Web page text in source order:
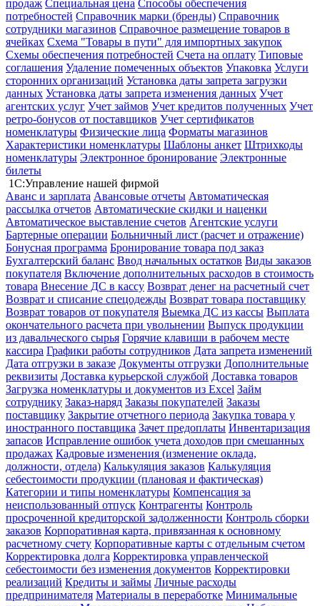
продаж Специальная цена Способы обеспечения
потребностей Справочник марки (бренды) Справочник
сотрудники магазинов Справочное размещение товаров в
ячейках Схема "Товары в пути" для импортных закупок
Схемы обеспечения потребностей Счета на оплату Типовые
соглашения Удаление помеченных объектов Упаковка Услуги
сторонних организаций Установка даты запрета загрузки
данных Установка даты запрета изменения данных Учет
агентских услуг Учет займов Учет кредитов полученных Учет
ретро-бонусов от поставщиков Учет сертификатов
номенклатуры Физические лица Форматы магазинов
Характеристики номенклатуры Шаблоны анкет Штрихкоды
номенклатуры Электронное бронирование Электронные
билеты
1С:Управление нашей фирмой
Аванс и зарплата Авансовые отчеты Автоматическая
рассылка отчетов Автоматические скидки и наценки
Автоматическое выставление счетов Агентские услуги
Бартерные операции Больничный лист (расчет и отражение)
Бонусная программа Бронирование товара под заказ
Бухгалтерский баланс Ввод начальных остатков Виды заказов
покупателя Включение дополнительных расходов в стоимость
товара Внесение ДС в кассу Возврат денег на расчетный счет
Возврат и списание спецодежды Возврат товара поставщику
Возврат товаров от покупателя Выемка ДС из кассы Выплата
окончательного расчета при увольнении Выпуск продукции
из давальческого сырья Горячие клавиши в рабочем месте
кассира Графики работы сотрудников Дата запрета изменений
Дата отгрузки в заказе Документы отгрузки Дополнительные
реквизиты Доставка курьерской службой Доставка товаров
Загрузка номенклатуры и документов из Excel Займ
сотруднику Заказ-наряд Заказы покупателей Заказы
поставщику Закрытие отчетного периода Закупка товара у
иностранного поставщика Зачет предоплаты Инвентаризация
запасов Исправление ошибок учета доходов при смешанных
продажах Кадровые изменения (изменение оклада,
должности, отдела) Калькуляция заказов Калькуляция
себестоимости продукции (плановая и фактическая)
Категории и типы номенклатуры Компенсация за
неиспользованный отпуск Контрагенты Контроль
просроченной кредиторской задолженности Контроль сборки
заказов Корпоративная карта, привязанная к основному
расчетному счету Корпоративные карты с отдельным счетом
Корректировка долга Корректировка управленческой
себестоимости без изменения документов Корректировки
реализаций Кредиты и займы Личные расходы
предпринимателя Материалы в переработке Минимальные